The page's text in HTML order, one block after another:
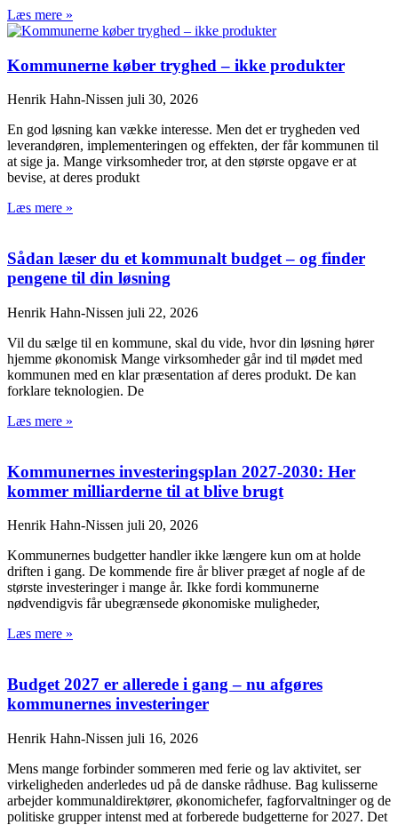
Læs mere »
Kommunerne køber tryghed – ikke produkter
Henrik Hahn-Nissen juli 30, 2026
En god løsning kan vække interesse. Men det er trygheden ved
leverandøren, implementeringen og effekten, der får kommunen til
at sige ja. Mange virksomheder tror, at den største opgave er at
bevise, at deres produkt
Læs mere »
Sådan læser du et kommunalt budget – og finder
pengene til din løsning
Henrik Hahn-Nissen juli 22, 2026
Vil du sælge til en kommune, skal du vide, hvor din løsning hører
hjemme økonomisk Mange virksomheder går ind til mødet med
kommunen med en klar præsentation af deres produkt. De kan
forklare teknologien. De
Læs mere »
Kommunernes investeringsplan 2027-2030: Her
kommer milliarderne til at blive brugt
Henrik Hahn-Nissen juli 20, 2026
Kommunernes budgetter handler ikke længere kun om at holde
driften i gang. De kommende fire år bliver præget af nogle af de
største investeringer i mange år. Ikke fordi kommunerne
nødvendigvis får ubegrænsede økonomiske muligheder,
Læs mere »
Budget 2027 er allerede i gang – nu afgøres
kommunernes investeringer
Henrik Hahn-Nissen juli 16, 2026
Mens mange forbinder sommeren med ferie og lav aktivitet, ser
virkeligheden anderledes ud på de danske rådhuse. Bag kulisserne
arbejder kommunaldirektører, økonomichefer, fagforvaltninger og de
politiske grupper intenst med at forberede budgetterne for 2027. Det